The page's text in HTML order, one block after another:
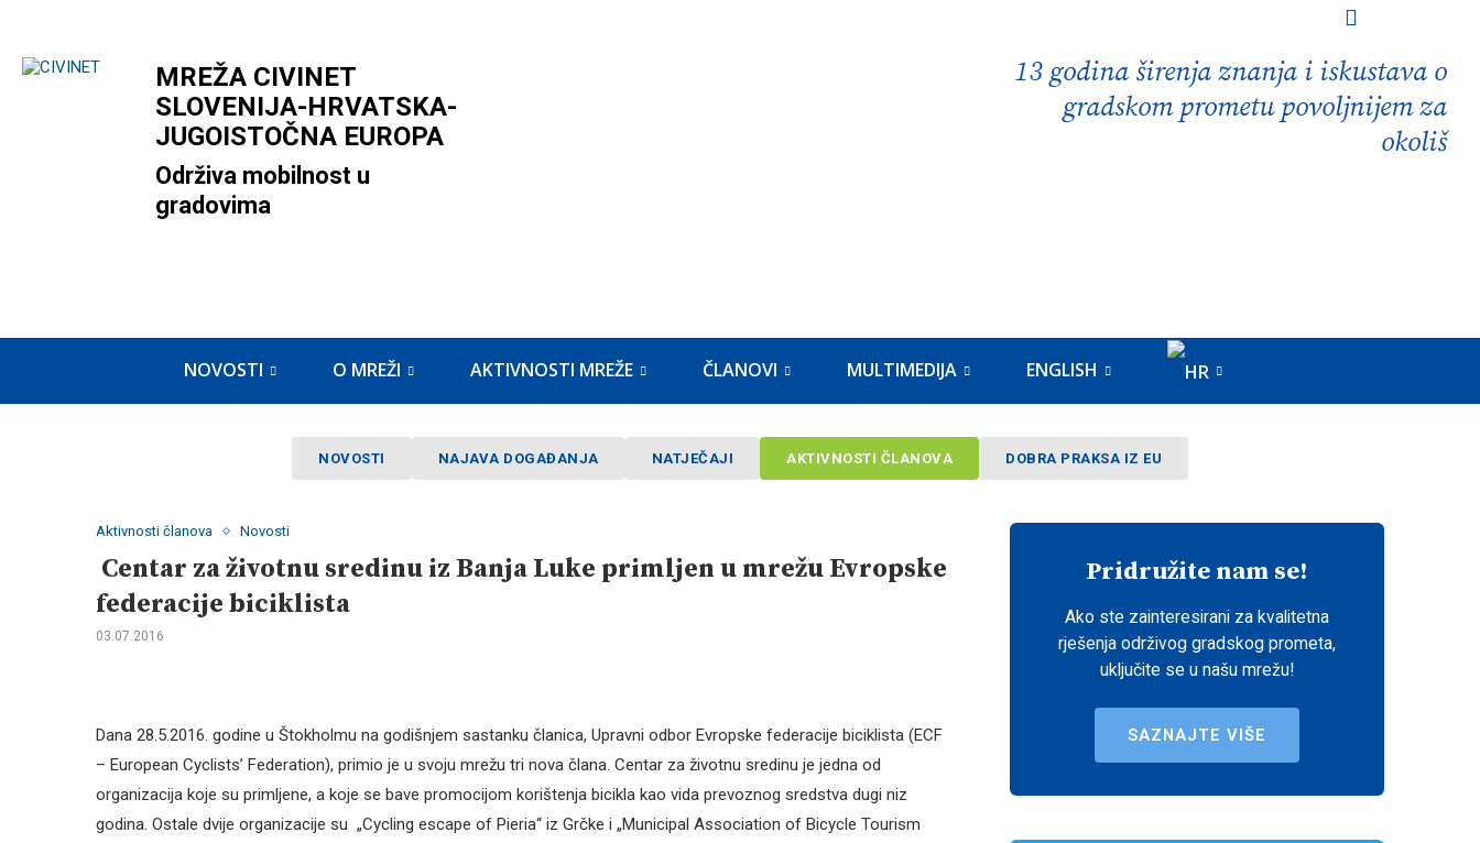
MREŽA CIVINET
SLOVENIJA-HRVATSKA-
JUGOISTOČNA EUROPA
Održiva mobilnost u
gradovima
13 godina širenja znanja i iskustava o
gradskom prometu povoljnijem za
okoliš
NOVOSTI O MREŽI AKTIVNOSTI MREŽE ČLANOVI MULTIMEDIJA ENGLISH
NOVOSTI NAJAVA DOGAĐANJA NATJEČAJI AKTIVNOSTI ČLANOVA DOBRA PRAKSA IZ EU
Aktivnosti članova Novosti
Centar za životnu sredinu iz Banja Luke primljen u mrežu Evropske
federacije biciklista
03.07.2016
Dana 28.5.2016. godine u Štokholmu na godišnjem sastanku članica, Upravni odbor Evropske federacije biciklista (ECF
– European Cyclists’ Federation), primio je u svoju mrežu tri nova člana. Centar za životnu sredinu je jedna od
organizacija koje su primljene, a koje se bave promocijom korištenja bicikla kao vida prevoznog sredstva dugi niz
godina. Ostale dvije organizacije su „Cycling escape of Pieria“ iz Grčke i „Municipal Association of Bicycle Tourism
Pridružite nam se!
Ako ste zainteresirani za kvalitetna
rješenja održivog gradskog prometa,
uključite se u našu mrežu!
SAZNAJTE VIŠE